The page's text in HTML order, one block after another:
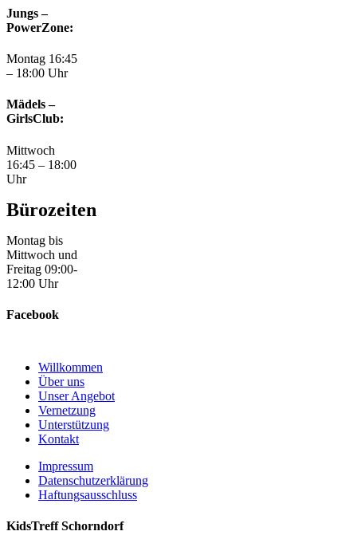
Jungs –
PowerZone:
Montag 16:45
– 18:00 Uhr
Mädels –
GirlsClub:
Mittwoch
16:45 – 18:00
Uhr
Bürozeiten
Montag bis
Mittwoch und
Freitag 09:00-
12:00 Uhr
Facebook
Willkommen
Über uns
Unser Angebot
Vernetzung
Unterstützung
Kontakt
Impressum
Datenschutzerklärung
Haftungsausschluss
KidsTreff Schorndorf